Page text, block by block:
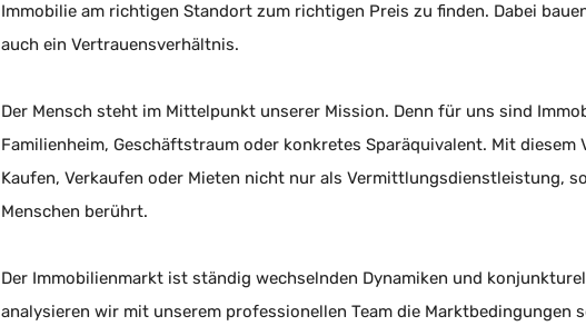
Immobilie am richtigen Standort zum richtigen Preis zu finden. Dabei
auch ein Vertrauensverhältnis.
Der Mensch steht im Mittelpunkt unserer Mission. Denn für uns sind
Familienheim, Geschäftstraum oder konkretes Sparäquivalent. Mit
Kaufen, Verkaufen oder Mieten nicht nur als Vermittlungsdienstleistung,
Menschen berührt.
Der Immobilienmarkt ist ständig wechselnden Dynamiken und
analysieren wir mit unserem professionellen Team die